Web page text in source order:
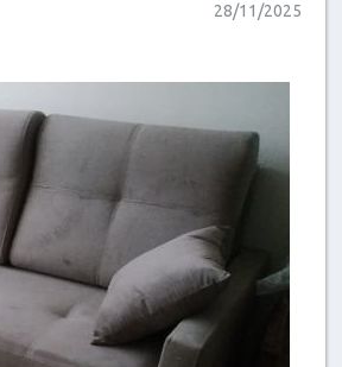
28/11/2025